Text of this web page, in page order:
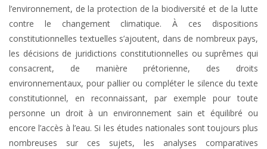
l’environnement, de la protection de la biodiversité et de la lutte
contre le changement climatique. À ces dispositions
constitutionnelles textuelles s’ajoutent, dans de nombreux pays,
les décisions de juridictions constitutionnelles ou suprêmes qui
consacrent, de manière prétorienne, des droits
environnementaux, pour pallier ou compléter le silence du texte
constitutionnel, en reconnaissant, par exemple pour toute
personne un droit à un environnement sain et équilibré ou
encore l’accès à l’eau. Si les études nationales sont toujours plus
nombreuses sur ces sujets, les analyses comparatives